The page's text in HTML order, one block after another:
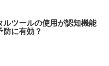
ルツールの使用が認知機能
防に有効？